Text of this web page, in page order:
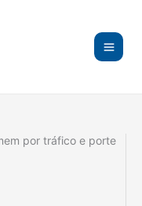
por tráfico e porte